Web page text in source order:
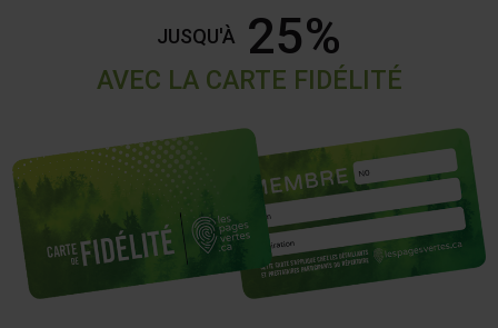
JUSQU'À 25%
AVEC LA CARTE FIDÉLITÉ